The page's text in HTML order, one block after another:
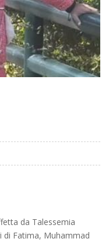
da Talessemia
di Fatima, Muhammad